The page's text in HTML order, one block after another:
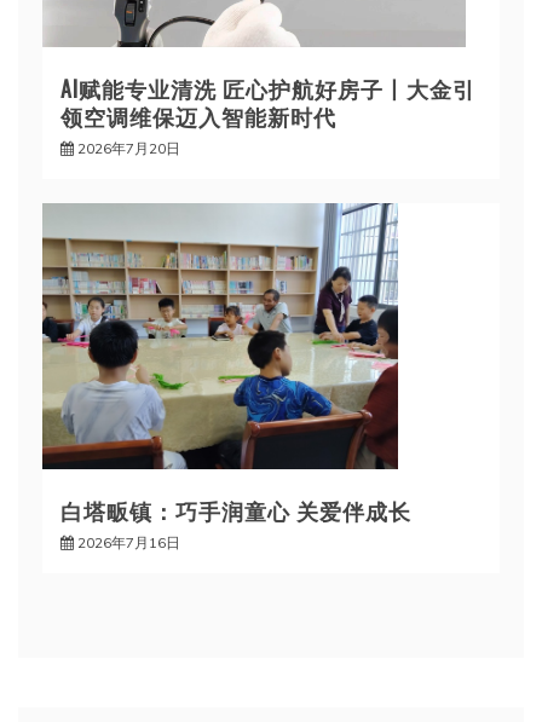
AI赋能专业清洗 匠心护航好房子丨大金引
领空调维保迈入智能新时代
2026年7月20日
白塔畈镇：巧手润童心 关爱伴成长
2026年7月16日